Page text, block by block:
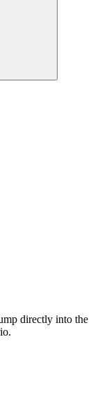
directly into the